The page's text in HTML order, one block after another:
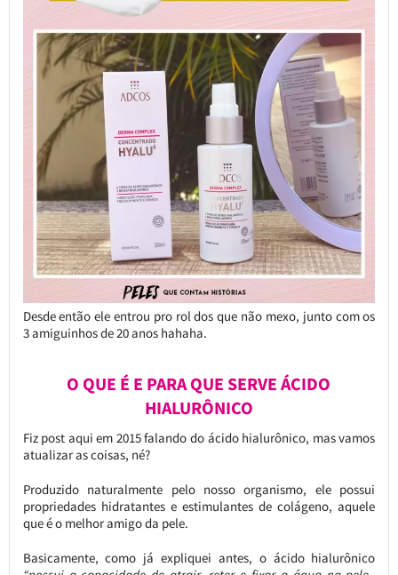
Desde então ele entrou pro rol dos que não mexo, junto com os
3 amiguinhos de 20 anos hahaha.
O QUE É E PARA QUE SERVE ÁCIDO
HIALURÔNICO
Fiz post aqui em 2015 falando do ácido hialurônico, mas vamos
atualizar as coisas, né?
Produzido naturalmente pelo nosso organismo, ele possui
propriedades hidratantes e estimulantes de colágeno, aquele
que é o melhor amigo da pele.
Basicamente, como já expliquei antes, o ácido hialurônico